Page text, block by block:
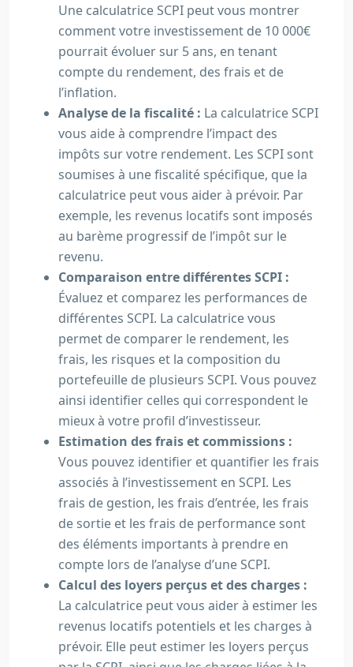
Une calculatrice SCPI peut vous montrer
comment votre investissement de 10 000€
pourrait évoluer sur 5 ans, en tenant
compte du rendement, des frais et de
l’inflation.
Analyse de la fiscalité : La calculatrice SCPI
vous aide à comprendre l’impact des
impôts sur votre rendement. Les SCPI sont
soumises à une fiscalité spécifique, que la
calculatrice peut vous aider à prévoir. Par
exemple, les revenus locatifs sont imposés
au barème progressif de l’impôt sur le
revenu.
Comparaison entre différentes SCPI :
Évaluez et comparez les performances de
différentes SCPI. La calculatrice vous
permet de comparer le rendement, les
frais, les risques et la composition du
portefeuille de plusieurs SCPI. Vous pouvez
ainsi identifier celles qui correspondent le
mieux à votre profil d’investisseur.
Estimation des frais et commissions :
Vous pouvez identifier et quantifier les frais
associés à l’investissement en SCPI. Les
frais de gestion, les frais d’entrée, les frais
de sortie et les frais de performance sont
des éléments importants à prendre en
compte lors de l’analyse d’une SCPI.
Calcul des loyers perçus et des charges :
La calculatrice peut vous aider à estimer les
revenus locatifs potentiels et les charges à
prévoir. Elle peut estimer les loyers perçus